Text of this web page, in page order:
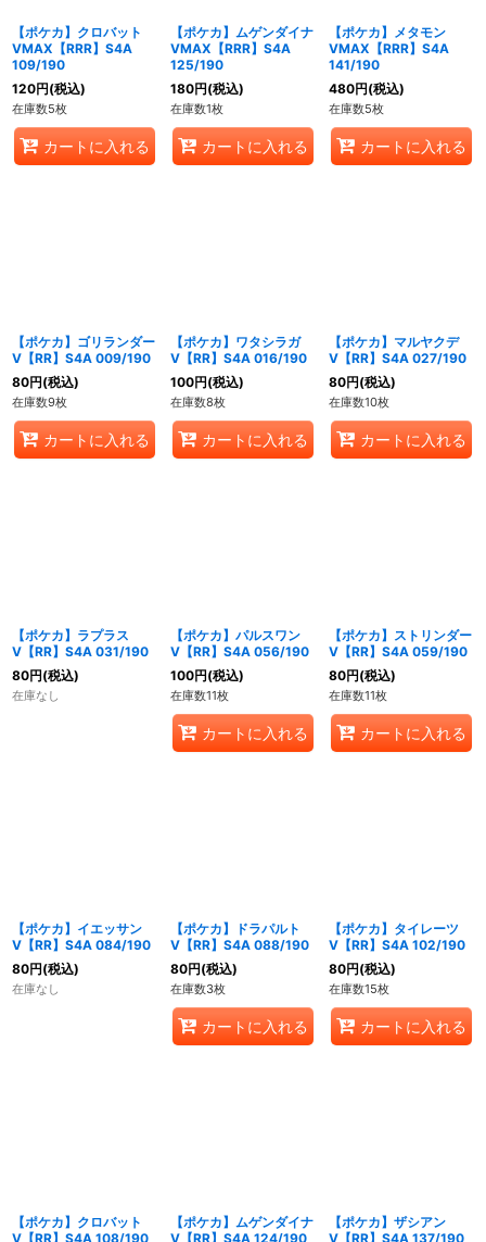
【ポケカ】クロバット
VMAX【RRR】S4A
109/190
120円(税込)
在庫数5枚
カートに入れる
【ポケカ】ムゲンダイナ
VMAX【RRR】S4A
125/190
180円(税込)
在庫数1枚
カートに入れる
【ポケカ】メタモン
VMAX【RRR】S4A
141/190
480円(税込)
在庫数5枚
カートに入れる
【ポケカ】ゴリランダー
V【RR】S4A 009/190
80円(税込)
在庫数9枚
カートに入れる
【ポケカ】ワタシラガ
V【RR】S4A 016/190
100円(税込)
在庫数8枚
カートに入れる
【ポケカ】マルヤクデ
V【RR】S4A 027/190
80円(税込)
在庫数10枚
カートに入れる
【ポケカ】ラプラス
V【RR】S4A 031/190
80円(税込)
在庫なし
【ポケカ】パルスワン
V【RR】S4A 056/190
100円(税込)
在庫数11枚
カートに入れる
【ポケカ】ストリンダー
V【RR】S4A 059/190
80円(税込)
在庫数11枚
カートに入れる
【ポケカ】イエッサン
V【RR】S4A 084/190
80円(税込)
在庫なし
【ポケカ】ドラパルト
V【RR】S4A 088/190
80円(税込)
在庫数3枚
カートに入れる
【ポケカ】タイレーツ
V【RR】S4A 102/190
80円(税込)
在庫数15枚
カートに入れる
【ポケカ】クロバット
V【RR】S4A 108/190
【ポケカ】ムゲンダイナ
V【RR】S4A 124/190
【ポケカ】ザシアン
V【RR】S4A 137/190